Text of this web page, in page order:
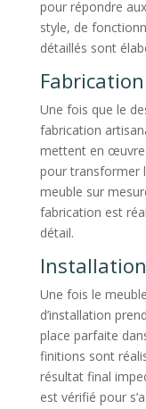
pour répondre
style, de
détaillés sont
Une fois que le
fabrication
mettent en œuvre
pour transformer
meuble sur
fabrication est
détail.
Une fois le
d’installation
place parfaite
finitions sont
résultat final
est vérifié pour